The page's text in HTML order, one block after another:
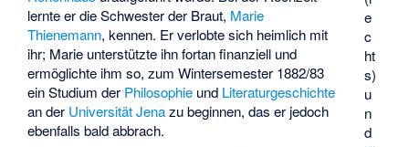
e
c
ht
s)
u
n
d
lernte er die Schwester der Braut, Marie
Thienemann, kennen. Er verlobte sich heimlich mit
ihr; Marie unterstützte ihn fortan finanziell und
ermöglichte ihm so, zum Wintersemester 1882/83
ein Studium der Philosophie und Literaturgeschichte
an der Universität Jenazu beginnen, das er jedoch
ebenfalls bald abbrach.